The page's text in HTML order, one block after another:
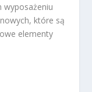
wyposażeniu
które są
elementy